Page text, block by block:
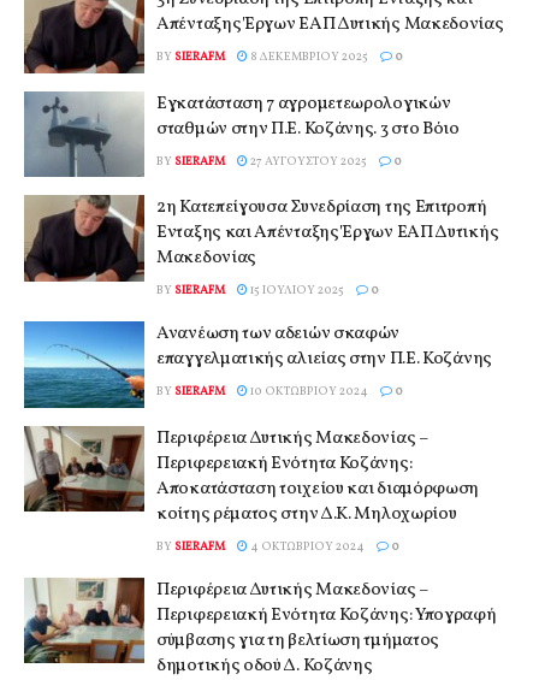
Απένταξης Έργων ΕΑΠ Δυτικής Μακεδονίας
BY SIERAFM 8 ΔΕΚΕΜΒΡΊΟΥ 2025 0
Εγκατάσταση 7 αγρομετεωρολογικών
σταθμών στην Π.Ε. Κοζάνης. 3 στο Βόιο
BY SIERAFM 27 ΑΥΓΟΎΣΤΟΥ 2025 0
2η Κατεπείγουσα Συνεδρίαση της Επιτροπή
Ένταξης και Απένταξης Έργων ΕΑΠ Δυτικής
Μακεδονίας
BY SIERAFM 15 ΙΟΥΛΊΟΥ 2025 0
Ανανέωση των αδειών σκαφών
επαγγελματικής αλιείας στην Π.Ε. Κοζάνης
BY SIERAFM 10 ΟΚΤΩΒΡΊΟΥ 2024 0
Περιφέρεια Δυτικής Μακεδονίας –
Περιφερειακή Ενότητα Κοζάνης:
Αποκατάσταση τοιχείου και διαμόρφωση
κοίτης ρέματος στην Δ.Κ. Μηλοχωρίου
BY SIERAFM 4 ΟΚΤΩΒΡΊΟΥ 2024 0
Περιφέρεια Δυτικής Μακεδονίας –
Περιφερειακή Ενότητα Κοζάνης: Υπογραφή
σύμβασης για τη βελτίωση τμήματος
δημοτικής οδού Δ. Κοζάνης